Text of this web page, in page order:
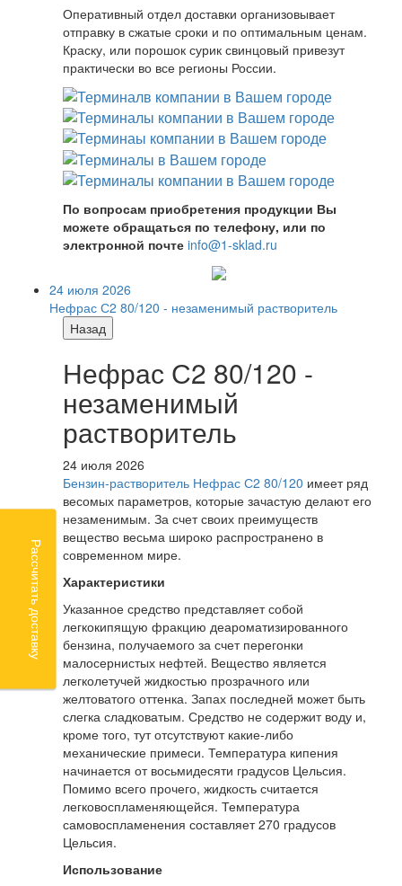
Оперативный отдел доставки организовывает
отправку в сжатые сроки и по оптимальным ценам.
Краску, или порошок сурик свинцовый привезут
практически во все регионы России.
По вопросам приобретения продукции Вы
можете обращаться по телефону, или по
электронной почте info@1-sklad.ru
24 июля 2026
Нефрас С2 80/120 - незаменимый растворитель
Назад
Нефрас С2 80/120 -
незаменимый
растворитель
24 июля 2026
Бензин-растворитель Нефрас С2 80/120 имеет ряд
весомых параметров, которые зачастую делают его
незаменимым. За счет своих преимуществ
вещество весьма широко распространено в
современном мире.
Характеристики
Указанное средство представляет собой
легкокипящую фракцию деароматизированного
бензина, получаемого за счет перегонки
малосернистых нефтей. Вещество является
легколетучей жидкостью прозрачного или
желтоватого оттенка. Запах последней может быть
слегка сладковатым. Средство не содержит воду и,
кроме того, тут отсутствуют какие-либо
механические примеси. Температура кипения
начинается от восьмидесяти градусов Цельсия.
Помимо всего прочего, жидкость считается
легковоспламеняющейся. Температура
самовоспламенения составляет 270 градусов
Цельсия.
Использование
Рассчитать доставку